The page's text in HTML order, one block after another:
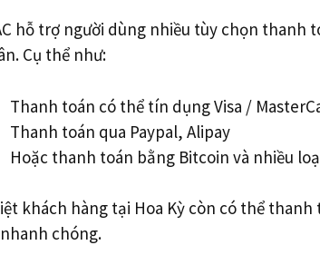
hỗ trợ người dùng nhiều tùy chọn
Cụ thể như:
Thanh toán có thể tín dụng Visa /
Thanh toán qua Paypal, Alipay
Hoặc thanh toán bằng Bitcoin và nhiều
khách hàng tại Hoa Kỳ còn có thể
chóng.